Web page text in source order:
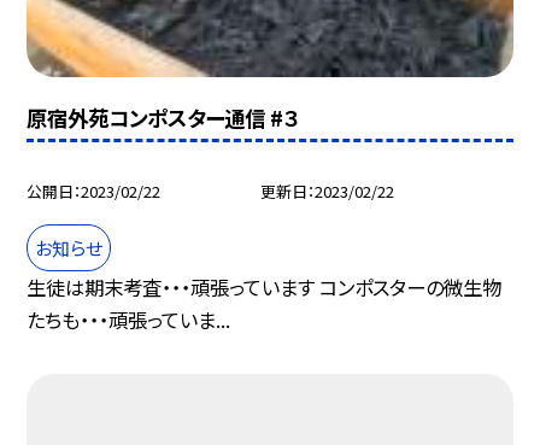
原宿外苑コンポスター通信 #３
公開日 2023/02/22 更新日 2023/02/22
お知らせ
生徒は期末考査・・・頑張っています コンポスターの微生物
たちも・・・頑張っていま...